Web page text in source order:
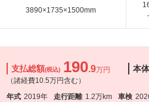
3890×1735×1500mm
支払総額(税込) 190.9万円
（諸経費10.5万円含む）
本
年式 2019年 走行距離 1.2万km 車検